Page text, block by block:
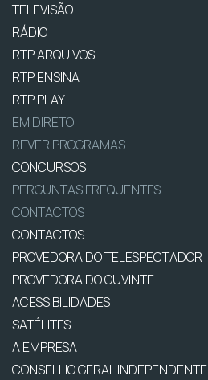
TELEVISÃO
RÁDIO
RTP ARQUIVOS
RTP ENSINA
RTP PLAY
EM DIRETO
REVER PROGRAMAS
CONCURSOS
PERGUNTAS FREQUENTES
CONTACTOS
CONTACTOS
PROVEDORA DO TELESPECTADOR
PROVEDORA DO OUVINTE
ACESSIBILIDADES
SATÉLITES
A EMPRESA
CONSELHO GERAL INDEPENDENTE